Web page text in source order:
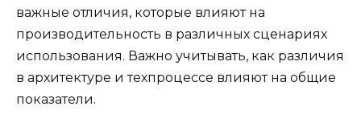
важные отличия, которые влияют на
производительность в различных сценариях
использования. Важно учитывать, как различия
в архитектуре и техпроцессе влияют на общие
показатели.